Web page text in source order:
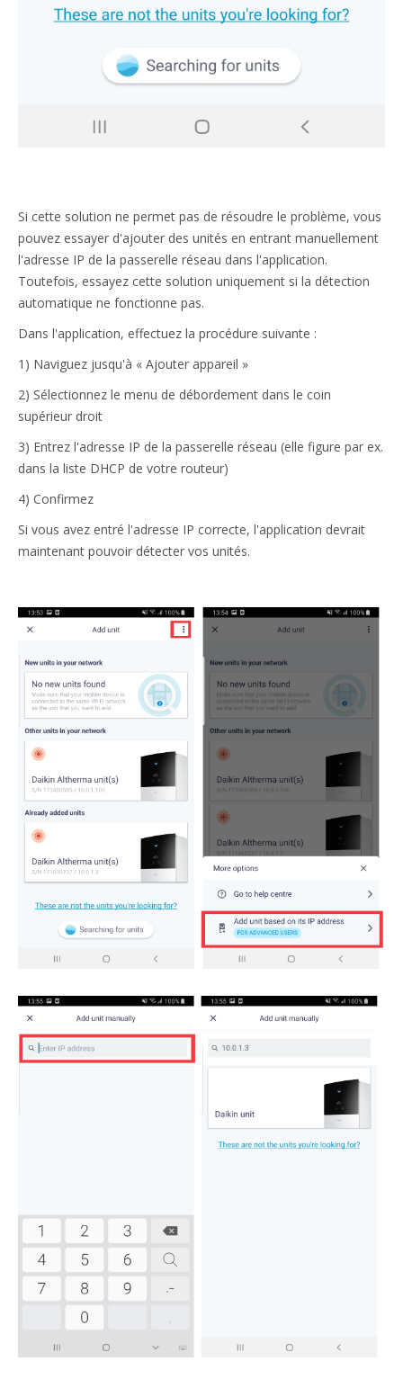
Si cette solution ne permet pas de résoudre le problème, vous
pouvez essayer d'ajouter des unités en entrant manuellement
l'adresse IP de la passerelle réseau dans l'application.
Toutefois, essayez cette solution uniquement si la détection
automatique ne fonctionne pas.
Dans l'application, effectuez la procédure suivante :
1) Naviguez jusqu'à « Ajouter appareil »
2) Sélectionnez le menu de débordement dans le coin
supérieur droit
3) Entrez l'adresse IP de la passerelle réseau (elle figure par ex.
dans la liste DHCP de votre routeur)
4) Confirmez
Si vous avez entré l'adresse IP correcte, l'application devrait
maintenant pouvoir détecter vos unités.